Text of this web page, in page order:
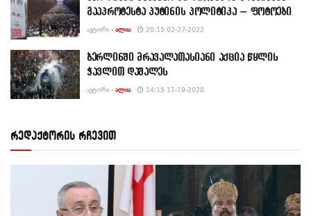
გააპროტესტა პუტინის პოლიტიკა – ფოტოები
ᲐᲕᲢᲝᲠᲘ - ᲐᲚᲘᲐ 20:15 02-27-2022
ბერლინში მრავალათასიანი აქცია წყლის
ჭავლით დაშალეს
ᲐᲕᲢᲝᲠᲘ - ᲐᲚᲘᲐ 14:15 11-19-2020
რედაქტორის რჩევით